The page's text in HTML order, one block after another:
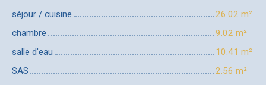
séjour / cuisine
26.02 m²
chambre
9.02 m²
salle d'eau
10.41 m²
SAS
2.56 m²